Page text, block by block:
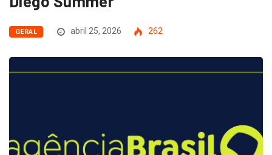
GERAL abril 25, 2026 262